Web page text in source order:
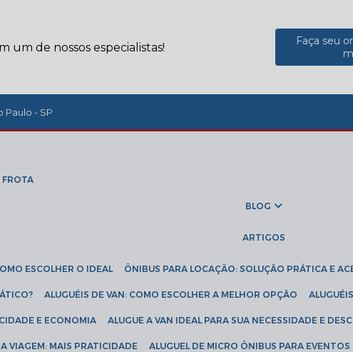
um de nossos especialistas!
Faça seu
Paulo - SP
FROTA
BLOG
ARTIGOS
ESCOLHER O IDEAL ÔNIBUS PARA LOCAÇÃO: SOLUÇÃO PRÁTICA E
ALUGUÉIS DE VAN: COMO ESCOLHER A MELHOR OPÇÃO
E ECONOMIA ALUGUE A VAN IDEAL PARA SUA NECESSIDADE E
VIAGEM: MAIS PRATICIDADE ALUGUEL DE MICRO ÔNIBUS PARA EVENTOS